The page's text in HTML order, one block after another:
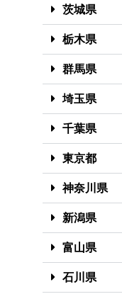
茨城県
栃木県
群馬県
埼玉県
千葉県
東京都
神奈川県
新潟県
富山県
石川県